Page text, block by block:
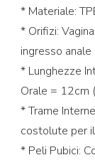
* Materiale:
* Orifizi:
ingresso
* Lunghezze
Orale = 12cm
* Trame
costolute per
* Peli Pubici: